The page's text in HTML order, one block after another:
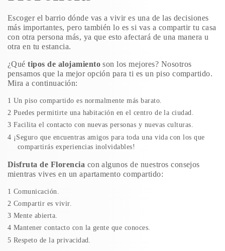
Escoger el barrio dónde vas a vivir es una de las decisiones
más importantes, pero también lo es si vas a compartir tu casa
con otra persona más, ya que esto afectará de una manera u
otra en tu estancia.
¿Quétipos de alojamiento son los mejores? Nosotros
pensamos que la mejor opción para ti es un piso compartido.
Mira a continuación:
Un piso compartido es normalmente más barato.
Puedes permitirte una habitación en el centro de la ciudad.
Facilita el contacto con nuevas personas y nuevas culturas.
¡Seguro que encuentras amigos para toda una vida con los que
compartirás experiencias inolvidables!
Disfruta de Florencia con algunos de nuestros consejos
mientras vives en un apartamento compartido:
Comunicación.
Compartir es vivir.
Mente abierta.
Mantener contacto con la gente que conoces.
Respeto de la privacidad.